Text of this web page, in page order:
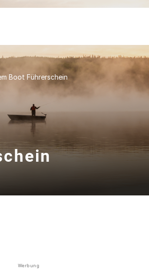
Boot Führerschein
Werbung